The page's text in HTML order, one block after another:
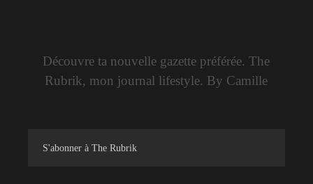
Découvre ta nouvelle gazette préférée. The
Rubrik, mon journal lifestyle. By Camille